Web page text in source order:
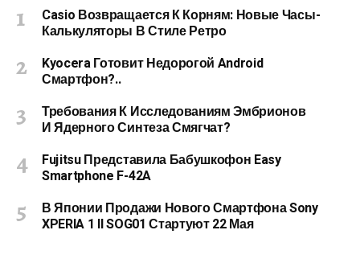
Casio Возвращается К Корням: Новые Часы-
Калькуляторы В Стиле Ретро
Kyocera Готовит Недорогой Android
Смартфон?..
Требования К Исследованиям Эмбрионов
И Ядерного Синтеза Смягчат?
Fujitsu Представила Бабушкофон Easy
Smartphone F-42A
В Японии Продажи Нового Смартфона Sony
XPERIA 1 II SOG01 Стартуют 22 Мая